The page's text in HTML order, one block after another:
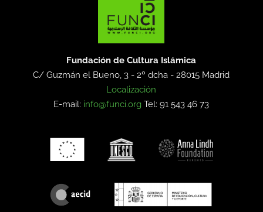
Fundación de Cultura Islámica
C/ Guzmán el Bueno, 3 - 2º dcha -28015 Madrid
Localización
E-mail: info@funci.org Tel: 91 543 46 73